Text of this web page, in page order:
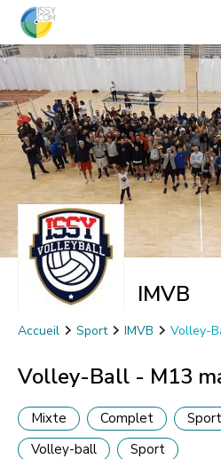
IMVB
Accueil Sport IMVB Volley-
Volley-Ball - M13
Mixte Complet
Volley-ball
Sport